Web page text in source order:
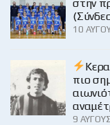
στην
10
πιο
9